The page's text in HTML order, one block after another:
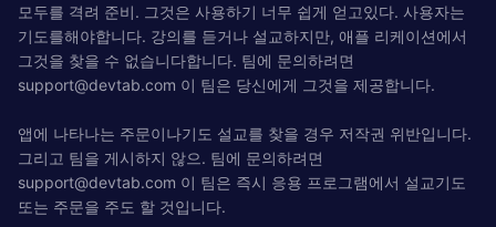
모두를 격려 준비. 그것은 사용하기 너무 쉽게 얻고있다. 사용자는
기도를해야합니다. 강의를 듣거나 설교하지만, 애플 리케이션에서
그것을 찾을 수 없습니다합니다. 팀에 문의하려면
support@devtab.com 이 팀은 당신에게 그것을 제공합니다.
앱에 나타나는 주문이나기도 설교를 찾을 경우 저작권 위반입니다.
그리고 팀을 게시하지 않으. 팀에 문의하려면
support@devtab.com 이 팀은 즉시 응용 프로그램에서 설교기도
또는 주문을 주도 할 것입니다.